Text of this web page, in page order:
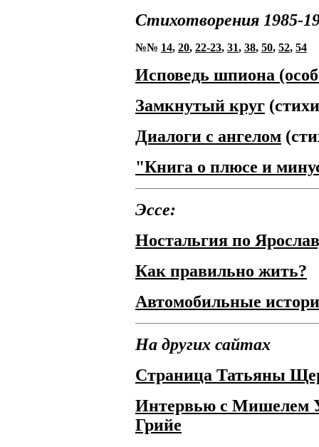
Стихотворения 1985-
№№ 14, 20, 22-23, 31, 38, 50, 52, 54
Исповедь шпиона
Замкнутый круг
Диалоги с ангелом
"Книга о плюсе и
Эссе:
Ностальгия по
Как правильно жить?
Автомобильные
На других сайтах
Страница Татьяны
Интервью с Мишелем
Грийе